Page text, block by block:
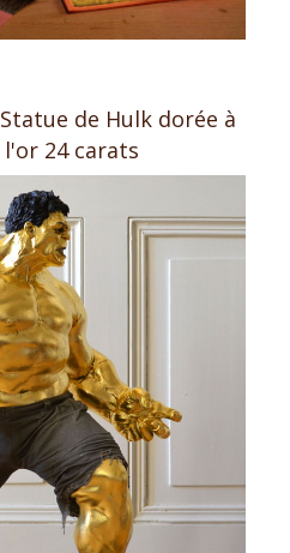
de Hulk dorée à
l'or 24 carats